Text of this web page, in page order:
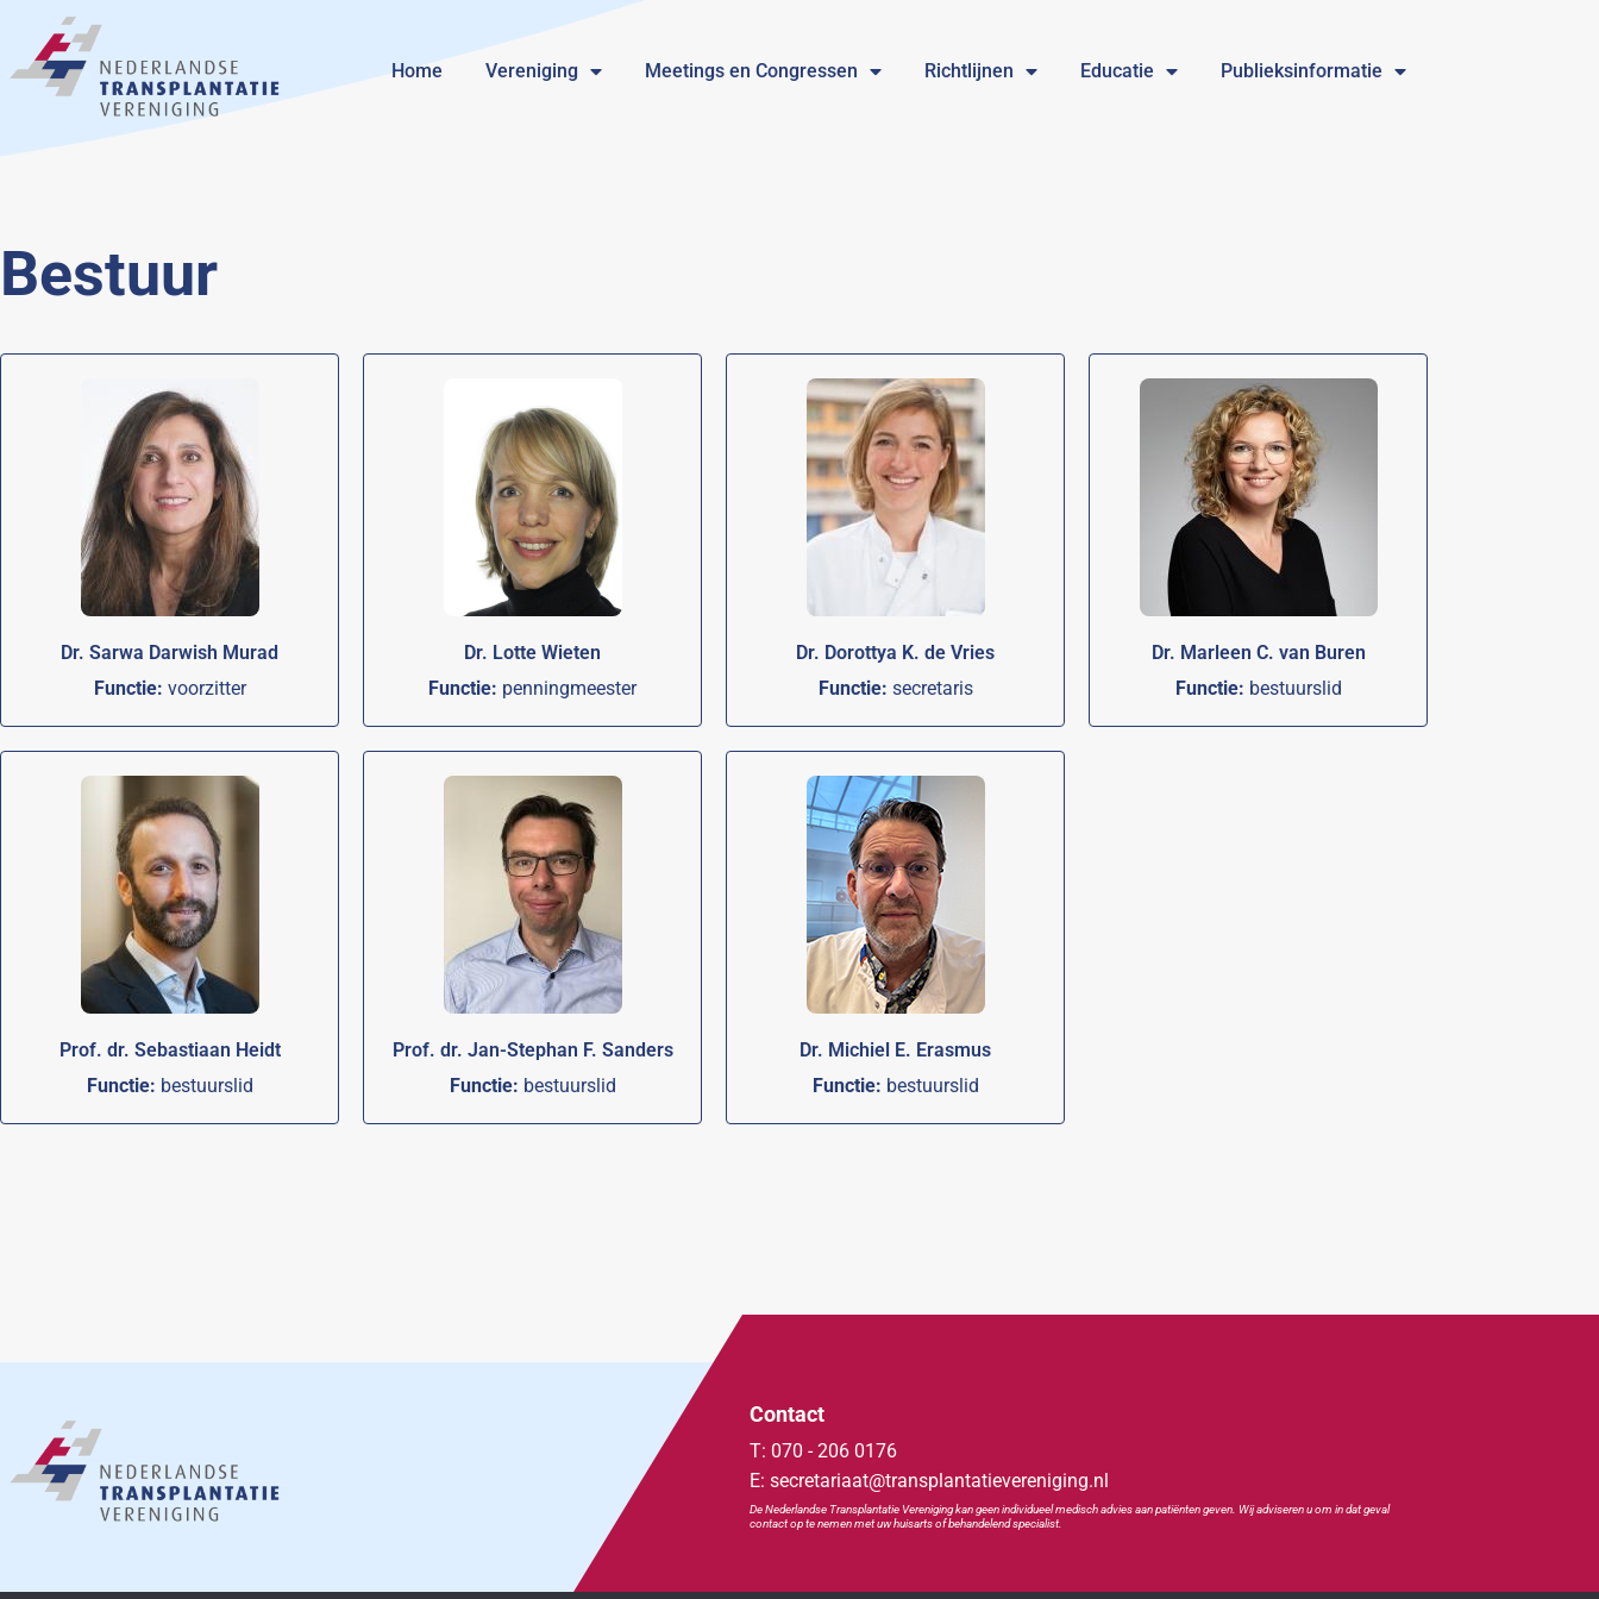
Home Vereniging Meetings en Congressen Richtlijnen Educatie Publieksinformatie
Bestuur
Dr. Sarwa Darwish Murad
Functie: voorzitter
Dr. Lotte Wieten
Functie: penningmeester
Dr. Dorottya K. de Vries
Functie: secretaris
Dr. Marleen C. van Buren
Functie: bestuurslid
Prof. dr. Sebastiaan Heidt
Functie: bestuurslid
Prof. dr. Jan-Stephan F. Sanders
Functie: bestuurslid
Dr. Michiel E. Erasmus
Functie: bestuurslid
Contact
T: 070 - 206 0176
E: secretariaat@transplantatievereniging.nl
De Nederlandse Transplantatie Vereniging kan geen individueel medisch advies aan patiënten geven. Wij adviseren u om in dat geval
contact op te nemen met uw huisarts of behandelend specialist.